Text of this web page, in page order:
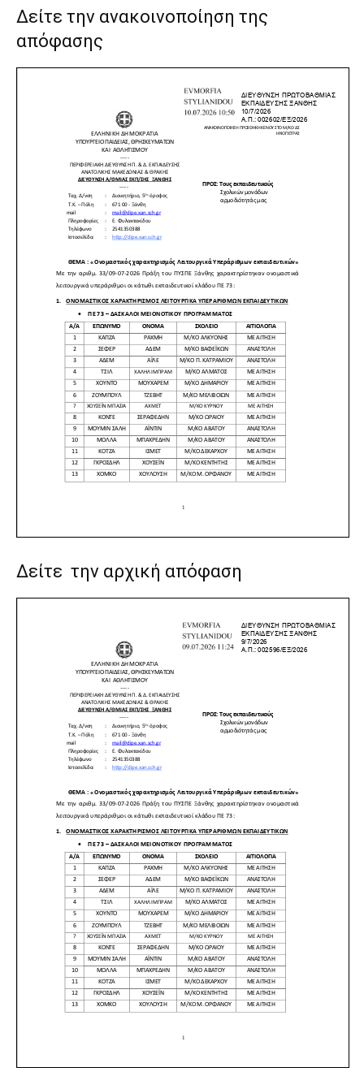
Δείτε την ανακοινοποίηση της
απόφασης
Δείτε την αρχική απόφαση